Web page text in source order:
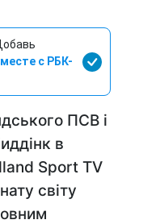
с РБК-
ПСВ і
в
Sport TV
світу